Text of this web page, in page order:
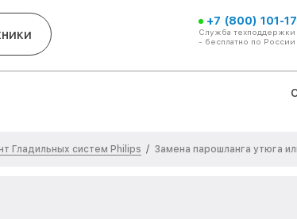
+7 (800) 101-
Служба техподдержки
- бесплатно по России
Гладильных систем Philips / Замена парошланга утюга